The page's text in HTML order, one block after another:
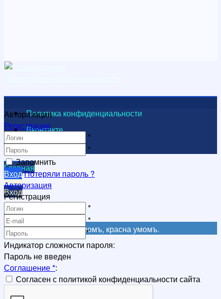
Политика конфиденциальности
Вконтакте
Видеоканал
Главная
Вход
Вход
Регистрация
Регистрация
Не красна книга письмомъ, красна умомъ.
Авторизация
Регистрация
*
*
Запомнить
ВходПотеряли пароль ?
Авторизация
Регистрация
*
*
*
Индикатор сложности пароля:
Пароль не введен
Соглашение*:
Согласен с политикой конфиденциальности сайта